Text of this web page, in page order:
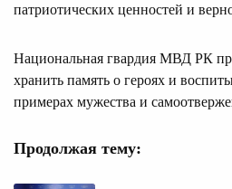
патриотических ценностей и
Национальная гвардия МВД РК
хранить память о героях и
примерах мужества и
Продолжая тему: